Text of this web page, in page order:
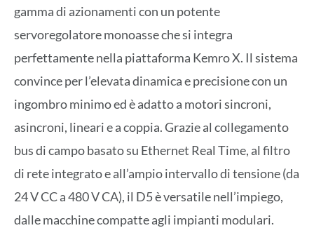
gamma di azionamenti con un potente
servoregolatore monoasse che si integra
perfettamente nella piattaforma Kemro X. Il sistema
convince per l’elevata dinamica e precisione con un
ingombro minimo ed è adatto a motori sincroni,
asincroni, lineari e a coppia. Grazie al collegamento
bus di campo basato su Ethernet Real Time, al filtro
di rete integrato e all’ampio intervallo di tensione (da
24 V CC a 480 V CA), il D5 è versatile nell’impiego,
dalle macchine compatte agli impianti modulari.